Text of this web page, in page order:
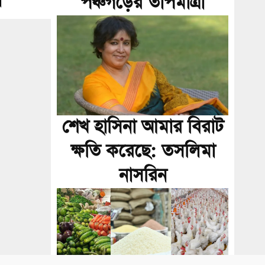
শেখ হাসিনা আমার বিরাট
ক্ষতি করেছে: তসলিমা
নাসরিন